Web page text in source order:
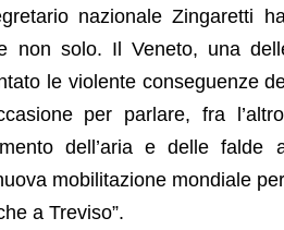
nazionale Zingaretti
e non solo. Il Veneto, una
le violente conseguenze
per parlare, fra
dell’aria e delle
mobilitazione mondiale
a Treviso”.